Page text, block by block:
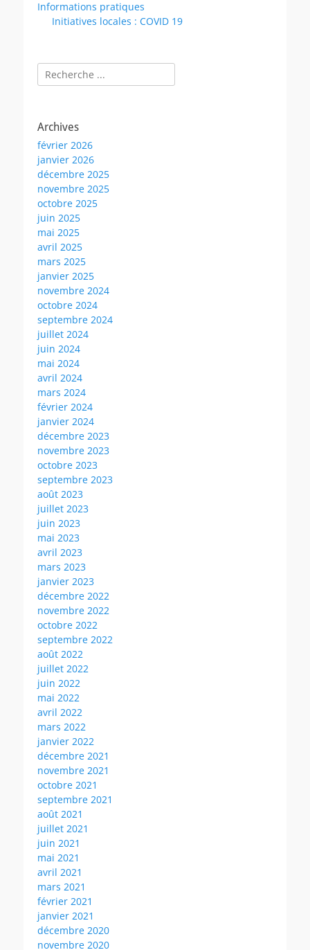
Informations pratiques
Initiatives locales : COVID 19
Rechercher :
Archives
février 2026
janvier 2026
décembre 2025
novembre 2025
octobre 2025
juin 2025
mai 2025
avril 2025
mars 2025
janvier 2025
novembre 2024
octobre 2024
septembre 2024
juillet 2024
juin 2024
mai 2024
avril 2024
mars 2024
février 2024
janvier 2024
décembre 2023
novembre 2023
octobre 2023
septembre 2023
août 2023
juillet 2023
juin 2023
mai 2023
avril 2023
mars 2023
janvier 2023
décembre 2022
novembre 2022
octobre 2022
septembre 2022
août 2022
juillet 2022
juin 2022
mai 2022
avril 2022
mars 2022
janvier 2022
décembre 2021
novembre 2021
octobre 2021
septembre 2021
août 2021
juillet 2021
juin 2021
mai 2021
avril 2021
mars 2021
février 2021
janvier 2021
décembre 2020
novembre 2020